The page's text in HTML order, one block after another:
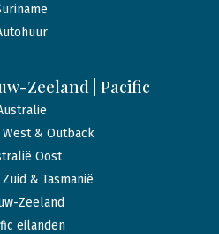
Zeeland | Pacific
& Outback
Oost
& Tasmanië
Zeeland
eilanden